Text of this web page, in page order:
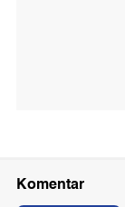
Komentar